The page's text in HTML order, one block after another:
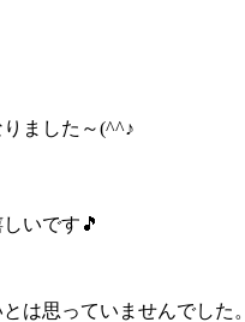
ました～(^^♪
いです🎵
は思っていませんでした。